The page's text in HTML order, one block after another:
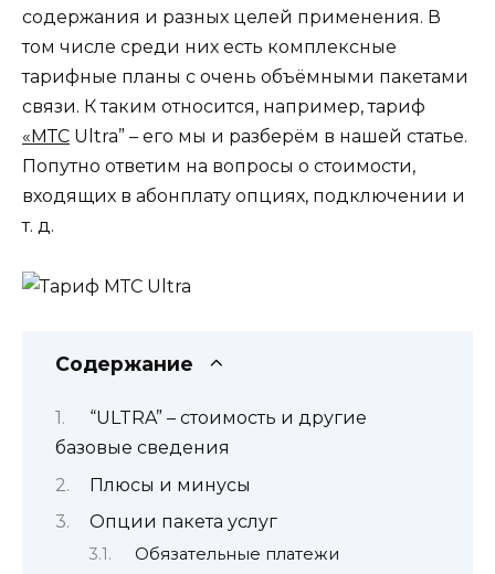
содержания и разных целей применения. В
том числе среди них есть комплексные
тарифные планы с очень объёмными пакетами
связи. К таким относится, например, тариф
«МТС Ultra” – его мы и разберём в нашей статье.
Попутно ответим на вопросы о стоимости,
входящих в абонплату опциях, подключении и
т. д.
Содержание
“ULTRA” – стоимость и другие
базовые сведения
Плюсы и минусы
Опции пакета услуг
Обязательные платежи